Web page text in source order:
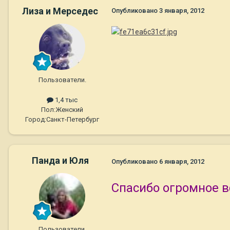
Лиза и Мерседес
Пользователи.
1,4 тыс
Пол:Женский
Город:Санкт-Петербург
Опубликовано 3 января, 2012
Панда и Юля Опубликовано 6 января, 2012
Спасибо огромное